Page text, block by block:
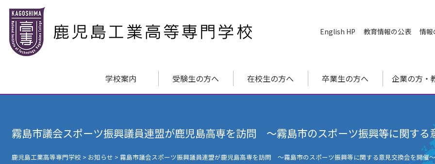
English HP 教育情報の公表 情報
学校案内 受験生の方へ 在校生の方へ 卒業生の方へ 企業の方・
霧島市議会スポーツ振興議員連盟が鹿児島高専を訪問 ～霧島市のスポーツ振興等に関する
鹿児島工業高等専門学校 > お知らせ >霧島市議会スポーツ振興議員連盟が鹿児島高専を訪問 ～霧島市のスポーツ振興等に関する意見交換会を開催